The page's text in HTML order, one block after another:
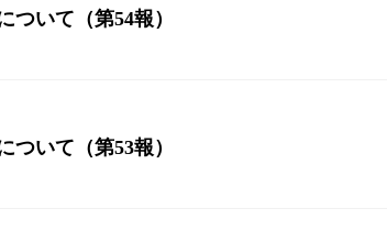
いて（第54報）
いて（第53報）